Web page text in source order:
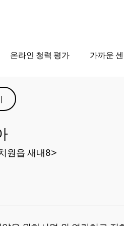
온라인 청력 평가 가까운
원읍 새내8>